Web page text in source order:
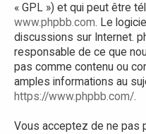
« GPL ») et qui peut être
www.phpbb.com. Le
discussions sur Internet.
responsable de ce que
pas comme contenu ou
amples informations au
https://www.phpbb.com/.
Vous acceptez de ne pas